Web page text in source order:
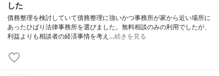
した
債務整理を検討していて債務整理に強いかつ事務所が家から近い場所に
あったひばり法律事務所を選びました。無料相談のみの利用でしたが、
利益よりも相談者の経済事情を考え…続きを見る